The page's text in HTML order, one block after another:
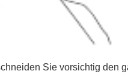
Sie vorsichtig den